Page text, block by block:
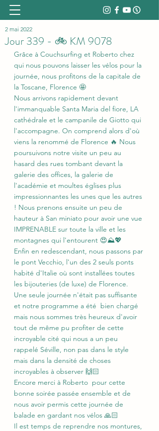
Jour 339 - 🚲 KM 9078
2 mai 2022
Grâce à Couchsurfing et Roberto chez
qui nous pouvons laisser les vélos pour la
journée, nous profitons de la capitale de
la Toscane, Florence 🤩
Nous arrivons rapidement devant
l'immanquable Santa Maria del fiore, LA
cathédrale et le campanile de Giotto qui
l'accompagne. On comprend alors d'où
viens la renommé de Florence 🔥 Nous
poursuivons notre visite un peu au
hasard des rues tombant devant la
galerie des offices, la galerie de
l'académie et moultes églises plus
impressionnantes les unes que les autres
! Nous prenons ensuite un peu de
hauteur à San miniato pour avoir une vue
IMPRENABLE sur toute la ville et les
montagnes qui l'entourent 😍⛰️💖
Enfin en redescendant, nous passons par
le pont Vecchio, l'un des 2 seuls ponts
habité d'Italie où sont installées toutes
les bijouteries (de luxe) de Florence.
Une seule journée n'était pas suffisante
et notre programme a été  bien chargé
mais nous sommes très heureux d'avoir
tout de même pu profiter de cette
incroyable cité qui nous a un peu
rappelé Séville, non pas dans le style
mais dans la densité de choses
incroyables à observer 🙌🏻
Encore merci à Roberto  pour cette
bonne soirée passée ensemble et de
nous avoir permis cette journée de
balade en gardant nos vélos 🙏🏻
Il est temps de reprendre nos montures,